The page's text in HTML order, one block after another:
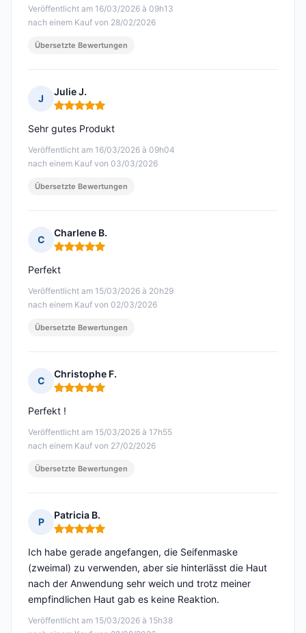
Veröffentlicht am 16/03/2026 à 09h13
nach einem Kauf von 28/02/2026
Übersetzte Bewertungen
J
Julie J.
Hinweis: 5 von 5
Veröffentlicht am 16/03/2026 à 09h04
nach einem Kauf von 03/03/2026
Sehr gutes Produkt
Übersetzte Bewertungen
C
Charlene B.
Hinweis: 5 von 5
Veröffentlicht am 15/03/2026 à 20h29
nach einem Kauf von 02/03/2026
Perfekt
Übersetzte Bewertungen
C
Christophe F.
Hinweis: 5 von 5
Veröffentlicht am 15/03/2026 à 17h55
nach einem Kauf von 27/02/2026
Perfekt !
Übersetzte Bewertungen
P
Patricia B.
Hinweis: 5 von 5
Veröffentlicht am 15/03/2026 à 15h38
Ich habe gerade angefangen, die Seifenmaske
(zweimal) zu verwenden, aber sie hinterlässt die Haut
nach der Anwendung sehr weich und trotz meiner
empfindlichen Haut gab es keine Reaktion.